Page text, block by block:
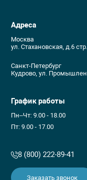
Адреса
Москва
ул. Стахановская, д.6
Санкт-Петербург
Кудрово, ул.
График работы
Пн–Чт: 9.00 - 18.00
Пт: 9.00 - 17.00
8 (800) 222-89-41
Заказать звонок